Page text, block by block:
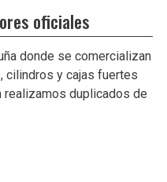
oficiales
donde se comercializan
cilindros y cajas fuertes
realizamos duplicados de